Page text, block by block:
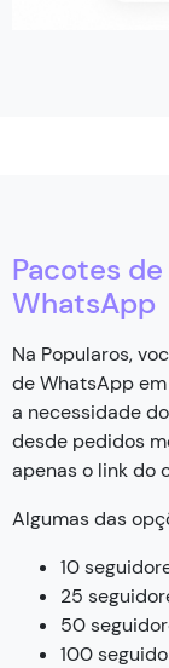
Pacotes
WhatsApp
Na Popularos,
de WhatsApp
a necessidade
desde pedidos
apenas o link do
Algumas das
10
25
50
100